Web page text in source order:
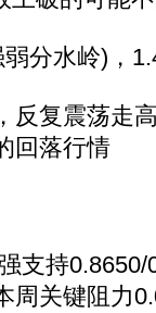
水岭)，
复震荡走
回落行情
持0.8650/
周关键阻力